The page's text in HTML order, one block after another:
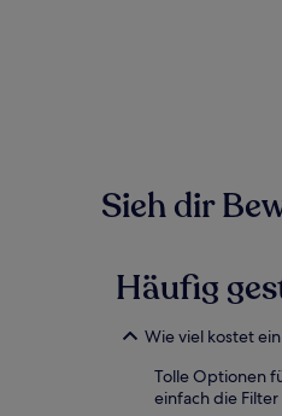
Sieh dir
Häufig
Wie viel kostet
Tolle Optionen
einfach die